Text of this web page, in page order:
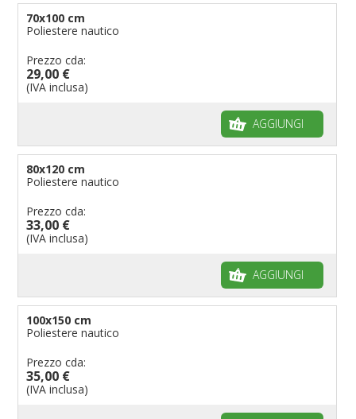
70x100 cm
Poliestere nautico
Prezzo cda:
29,00 €
(IVA inclusa)
AGGIUNGI
80x120 cm
Poliestere nautico
Prezzo cda:
33,00 €
(IVA inclusa)
AGGIUNGI
100x150 cm
Poliestere nautico
Prezzo cda:
35,00 €
(IVA inclusa)